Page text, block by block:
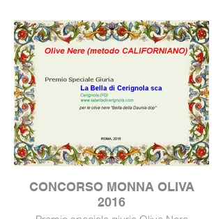
CONCORSO MONNA OLIVA
2016